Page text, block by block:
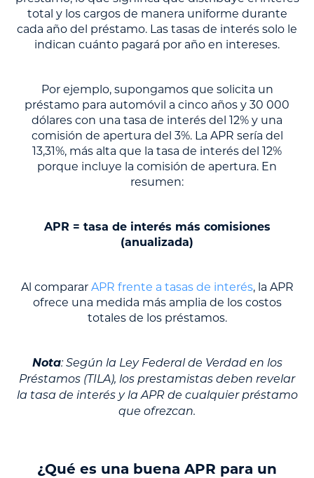
total y los cargos de manera uniforme durante
cada año del préstamo. Las tasas de interés solo le
indican cuánto pagará por año en intereses.
Por ejemplo, supongamos que solicita un
préstamo para automóvil a cinco años y 30 000
dólares con una tasa de interés del 12% y una
comisión de apertura del 3%. La APR sería del
13,31%, más alta que la tasa de interés del 12%
porque incluye la comisión de apertura. En
resumen:
APR = tasa de interés más comisiones
(anualizada)
Al comparar APR frente a tasas de interés, la APR
ofrece una medida más amplia de los costos
totales de los préstamos.
Nota: Según la Ley Federal de Verdad en los
Préstamos (TILA), los prestamistas deben revelar
la tasa de interés y la APR de cualquier préstamo
que ofrezcan.
¿Qué es una buena APR para un